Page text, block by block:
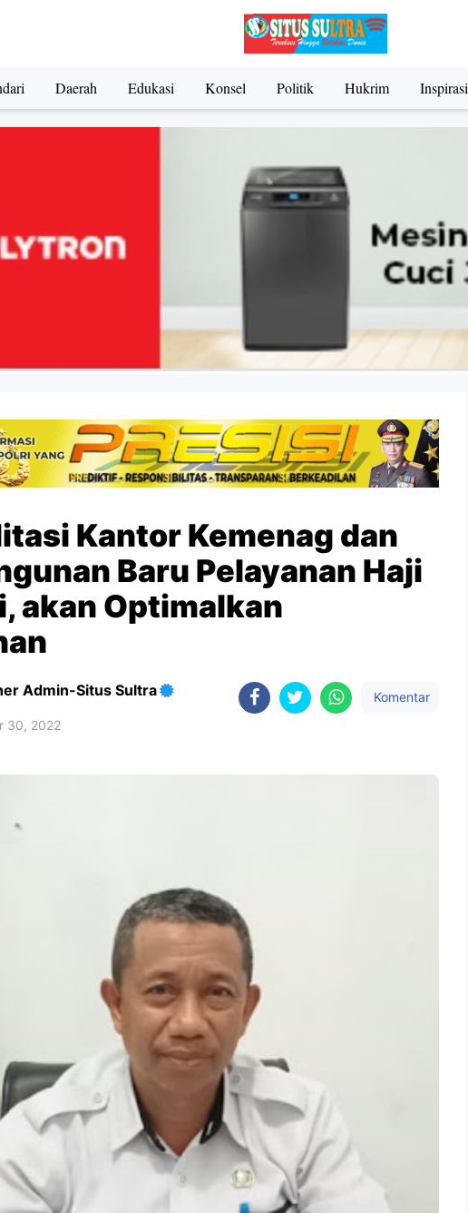
Daerah Edukasi Konsel Politik Hukrim Inspirasi
Kantor Kemenag dan
Baru Pelayanan Haji
akan Optimalkan
Admin-Situs Sultra
30, 2022
Komentar